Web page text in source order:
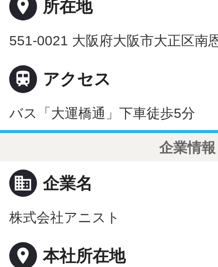
place 所在地
551-0021 大阪府大阪市大正区南
 アクセス
バス「大運橋通」下車徒歩5分
企業情報
business 企業名
株式会社アニスト
place 本社所在地